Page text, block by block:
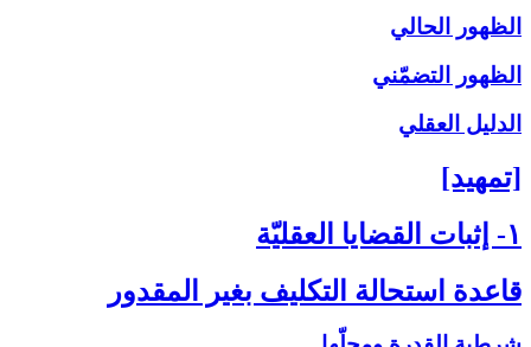
الظهور الحالي
الظهور التضمّني
الدليل العقلي
[تمهيد]
۱- إثبات القضايا العقليّة
قاعدة استحالة التكليف بغير المقدور